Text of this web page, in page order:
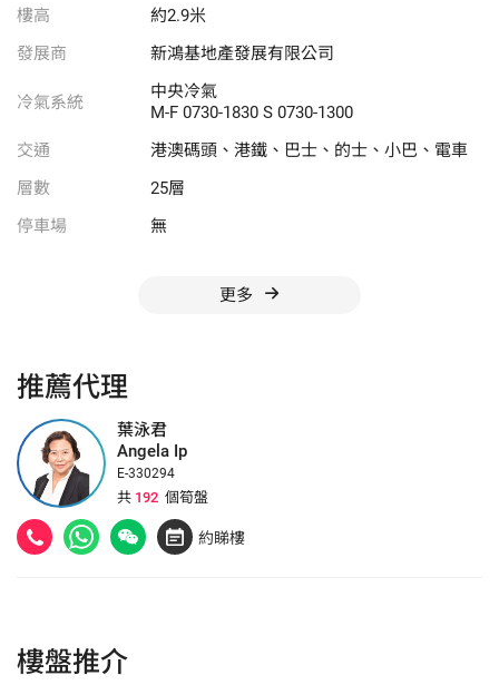
推薦代理
葉泳君
Angela Ip
E-330294
共 192 個筍盤
約睇樓
樓高
約2.9米
發展商
新鴻基地產發展有限公司
冷氣系統
中央冷氣
M-F 0730-1830 S 0730-1300
交通
港澳碼頭、港鐵、巴士、的士、小巴、電車
層數
25層
停車場
無
更多
樓盤推介